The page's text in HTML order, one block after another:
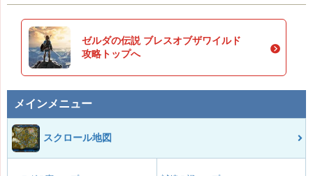
ゼルダの伝説 ブレスオブザワイルド
攻略トップへ
メインメニュー
スクロール地図